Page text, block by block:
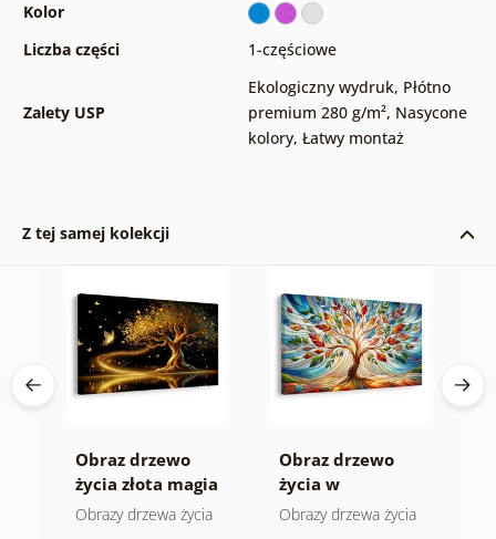
Kolor
Liczba części
1-częściowe
Zalety USP
Ekologiczny wydruk, Płótno
premium 280 g/m², Nasycone
kolory, Łatwy montaż
Z tej samej kolekcji
Obraz drzewo
życia złota magia
Obrazy drzewa życia
Obraz drzewo
życia w
kolorowym
Obrazy drzewa życia